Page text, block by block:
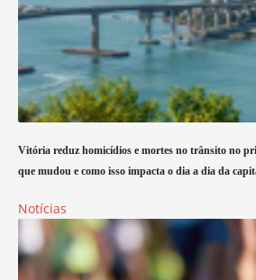
Vitória reduz homicídios e mortes no trânsito no
que mudou e como isso impacta o dia a dia da
Notícias